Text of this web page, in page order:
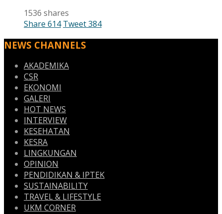
1536 shares
Share 614 Tweet384
NEWS CHANNELS
AKADEMIKA
CSR
EKONOMI
GALERI
HOT NEWS
INTERVIEW
KESEHATAN
KESRA
LINGKUNGAN
OPINION
PENDIDIKAN & IPTEK
SUSTAINABILITY
TRAVEL & LIFESTYLE
UKM CORNER